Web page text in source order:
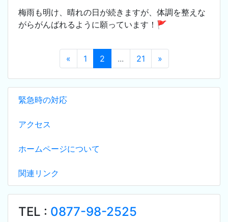
緊急時の対応
アクセス
ホームページについて
関連リンク
TEL : 0877-98-2525
梅雨も明け、晴れの日が続きますが、体調を整えな
がらがんばれるように願っています！🚩
« 1 2 ... 21 »